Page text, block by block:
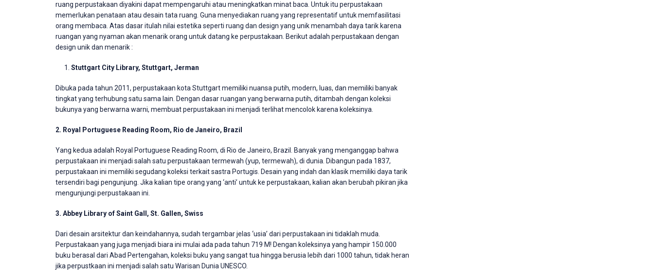
ruang perpustakaan diyakini dapat mempengaruhi atau meningkatkan minat baca. Untuk itu perpustakaan
memerlukan penataan atau desain tata ruang. Guna menyediakan ruang yang representatif untuk memfasilitasi
orang membaca. Atas dasar itulah nilai estetika seperti ruang dan design yang unik menambah daya tarik karena
ruangan yang nyaman akan menarik orang untuk datang ke perpustakaan. Berikut adalah perpustakaan dengan
design unik dan menarik :
Stuttgart City Library, Stuttgart, Jerman
Dibuka pada tahun 2011, perpustakaan kota Stuttgart memiliki nuansa putih, modern, luas, dan memiliki banyak
tingkat yang terhubung satu sama lain. Dengan dasar ruangan yang berwarna putih, ditambah dengan koleksi
bukunya yang berwarna warni, membuat perpustakaan ini menjadi terlihat mencolok karena koleksinya.
2. Royal Portuguese Reading Room, Rio de Janeiro, Brazil
Yang kedua adalah Royal Portuguese Reading Room, di Rio de Janeiro, Brazil. Banyak yang menganggap bahwa
perpustakaan ini menjadi salah satu perpustakaan termewah (yup, termewah), di dunia. Dibangun pada 1837,
perpustakaan ini memiliki segudang koleksi terkait sastra Portugis. Desain yang indah dan klasik memiliki daya tarik
tersendiri bagi pengunjung. Jika kalian tipe orang yang ‘anti’ untuk ke perpustakaan, kalian akan berubah pikiran jika
mengunjungi perpustakaan ini.
3. Abbey Library of Saint Gall, St. Gallen, Swiss
Dari desain arsitektur dan keindahannya, sudah tergambar jelas ‘usia’ dari perpustakaan ini tidaklah muda.
Perpustakaan yang juga menjadi biara ini mulai ada pada tahun 719 M! Dengan koleksinya yang hampir 150.000
buku berasal dari Abad Pertengahan, koleksi buku yang sangat tua hingga berusia lebih dari 1000 tahun, tidak heran
jika perpustkaan ini menjadi salah satu Warisan Dunia UNESCO.